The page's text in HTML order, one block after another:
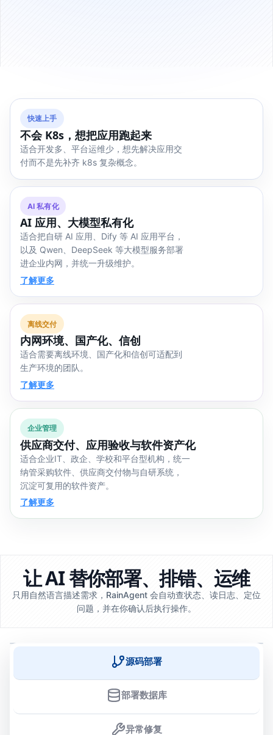
快速上手
不会 K8s，想把应用跑起来
适合开发多、平台运维少，想先解决应用交
付而不是先补齐 k8s 复杂概念。
AI 私有化
AI 应用、大模型私有化
适合把自研 AI 应用、Dify 等 AI 应用平台，
以及 Qwen、DeepSeek 等大模型服务部署
进企业内网，并统一升级维护。
了解更多
离线交付
内网环境、国产化、信创
适合需要离线环境、国产化和信创可适配到
生产环境的团队。
了解更多
企业管理
供应商交付、应用验收与软件资产化
适合企业IT、政企、学校和平台型机构，统一
纳管采购软件、供应商交付物与自研系统，
沉淀可复用的软件资产。
了解更多
让 AI 替你部署、排错、运维
只用自然语言描述需求，RainAgent 会自动查状态、读日志、定位
问题，并在你确认后执行操作。
源码部署
部署数据库
异常修复